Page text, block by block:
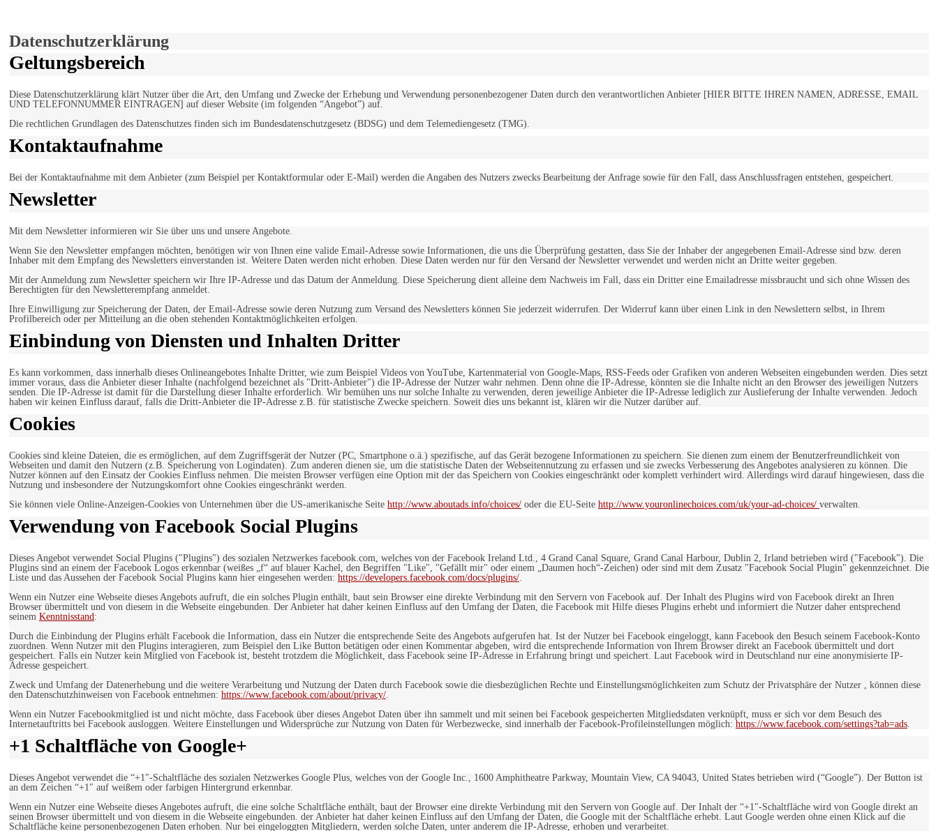
Datenschutzerklärung
Geltungsbereich
Diese Datenschutzerklärung klärt Nutzer über die Art, den Umfang und Zwecke der Erhebung und Verwendung personenbezogener Daten durch den verantwortlichen Anbieter [HIER BITTE IHREN NAMEN, ADRESSE, EMAIL
UND TELEFONNUMMER EINTRAGEN] auf dieser Website (im folgenden “Angebot”) auf.
Die rechtlichen Grundlagen des Datenschutzes finden sich im Bundesdatenschutzgesetz (BDSG) und dem Telemediengesetz (TMG).
Kontaktaufnahme
Bei der Kontaktaufnahme mit dem Anbieter (zum Beispiel per Kontaktformular oder E-Mail) werden die Angaben des Nutzers zwecks Bearbeitung der Anfrage sowie für den Fall, dass Anschlussfragen entstehen, gespeichert.
Newsletter
Mit dem Newsletter informieren wir Sie über uns und unsere Angebote.
Wenn Sie den Newsletter empfangen möchten, benötigen wir von Ihnen eine valide Email-Adresse sowie Informationen, die uns die Überprüfung gestatten, dass Sie der Inhaber der angegebenen Email-Adresse sind bzw. deren
Inhaber mit dem Empfang des Newsletters einverstanden ist. Weitere Daten werden nicht erhoben. Diese Daten werden nur für den Versand der Newsletter verwendet und werden nicht an Dritte weiter gegeben.
Mit der Anmeldung zum Newsletter speichern wir Ihre IP-Adresse und das Datum der Anmeldung. Diese Speicherung dient alleine dem Nachweis im Fall, dass ein Dritter eine Emailadresse missbraucht und sich ohne Wissen des
Berechtigten für den Newsletterempfang anmeldet.
Ihre Einwilligung zur Speicherung der Daten, der Email-Adresse sowie deren Nutzung zum Versand des Newsletters können Sie jederzeit widerrufen. Der Widerruf kann über einen Link in den Newslettern selbst, in Ihrem
Profilbereich oder per Mitteilung an die oben stehenden Kontaktmöglichkeiten erfolgen.
Einbindung von Diensten und Inhalten Dritter
Es kann vorkommen, dass innerhalb dieses Onlineangebotes Inhalte Dritter, wie zum Beispiel Videos von YouTube, Kartenmaterial von Google-Maps, RSS-Feeds oder Grafiken von anderen Webseiten eingebunden werden. Dies setzt
immer voraus, dass die Anbieter dieser Inhalte (nachfolgend bezeichnet als "Dritt-Anbieter") die IP-Adresse der Nutzer wahr nehmen. Denn ohne die IP-Adresse, könnten sie die Inhalte nicht an den Browser des jeweiligen Nutzers
senden. Die IP-Adresse ist damit für die Darstellung dieser Inhalte erforderlich. Wir bemühen uns nur solche Inhalte zu verwenden, deren jeweilige Anbieter die IP-Adresse lediglich zur Auslieferung der Inhalte verwenden. Jedoch
haben wir keinen Einfluss darauf, falls die Dritt-Anbieter die IP-Adresse z.B. für statistische Zwecke speichern. Soweit dies uns bekannt ist, klären wir die Nutzer darüber auf.
Cookies
Cookies sind kleine Dateien, die es ermöglichen, auf dem Zugriffsgerät der Nutzer (PC, Smartphone o.ä.) spezifische, auf das Gerät bezogene Informationen zu speichern. Sie dienen zum einem der Benutzerfreundlichkeit von
Webseiten und damit den Nutzern (z.B. Speicherung von Logindaten). Zum anderen dienen sie, um die statistische Daten der Webseitennutzung zu erfassen und sie zwecks Verbesserung des Angebotes analysieren zu können. Die
Nutzer können auf den Einsatz der Cookies Einfluss nehmen. Die meisten Browser verfügen eine Option mit der das Speichern von Cookies eingeschränkt oder komplett verhindert wird. Allerdings wird darauf hingewiesen, dass die
Nutzung und insbesondere der Nutzungskomfort ohne Cookies eingeschränkt werden.
Sie können viele Online-Anzeigen-Cookies von Unternehmen über die US-amerikanische Seite http://www.aboutads.info/choices/ oder die EU-Seite http://www.youronlinechoices.com/uk/your-ad-choices/ verwalten.
Verwendung von Facebook Social Plugins
Dieses Angebot verwendet Social Plugins ("Plugins") des sozialen Netzwerkes facebook.com, welches von der Facebook Ireland Ltd., 4 Grand Canal Square, Grand Canal Harbour, Dublin 2, Irland betrieben wird ("Facebook"). Die
Plugins sind an einem der Facebook Logos erkennbar (weißes „f“ auf blauer Kachel, den Begriffen "Like", "Gefällt mir" oder einem „Daumen hoch“-Zeichen) oder sind mit dem Zusatz "Facebook Social Plugin" gekennzeichnet. Die
Liste und das Aussehen der Facebook Social Plugins kann hier eingesehen werden: https://developers.facebook.com/docs/plugins/.
Wenn ein Nutzer eine Webseite dieses Angebots aufruft, die ein solches Plugin enthält, baut sein Browser eine direkte Verbindung mit den Servern von Facebook auf. Der Inhalt des Plugins wird von Facebook direkt an Ihren
Browser übermittelt und von diesem in die Webseite eingebunden. Der Anbieter hat daher keinen Einfluss auf den Umfang der Daten, die Facebook mit Hilfe dieses Plugins erhebt und informiert die Nutzer daher entsprechend
seinem Kenntnisstand:
Durch die Einbindung der Plugins erhält Facebook die Information, dass ein Nutzer die entsprechende Seite des Angebots aufgerufen hat. Ist der Nutzer bei Facebook eingeloggt, kann Facebook den Besuch seinem Facebook-Konto
zuordnen. Wenn Nutzer mit den Plugins interagieren, zum Beispiel den Like Button betätigen oder einen Kommentar abgeben, wird die entsprechende Information von Ihrem Browser direkt an Facebook übermittelt und dort
gespeichert. Falls ein Nutzer kein Mitglied von Facebook ist, besteht trotzdem die Möglichkeit, dass Facebook seine IP-Adresse in Erfahrung bringt und speichert. Laut Facebook wird in Deutschland nur eine anonymisierte IP-
Adresse gespeichert.
Zweck und Umfang der Datenerhebung und die weitere Verarbeitung und Nutzung der Daten durch Facebook sowie die diesbezüglichen Rechte und Einstellungsmöglichkeiten zum Schutz der Privatsphäre der Nutzer , können diese
den Datenschutzhinweisen von Facebook entnehmen: https://www.facebook.com/about/privacy/.
Wenn ein Nutzer Facebookmitglied ist und nicht möchte, dass Facebook über dieses Angebot Daten über ihn sammelt und mit seinen bei Facebook gespeicherten Mitgliedsdaten verknüpft, muss er sich vor dem Besuch des
Internetauftritts bei Facebook ausloggen. Weitere Einstellungen und Widersprüche zur Nutzung von Daten für Werbezwecke, sind innerhalb der Facebook-Profileinstellungen möglich: https://www.facebook.com/settings?tab=ads.
+1 Schaltfläche von Google+
Dieses Angebot verwendet die “+1″-Schaltfläche des sozialen Netzwerkes Google Plus, welches von der Google Inc., 1600 Amphitheatre Parkway, Mountain View, CA 94043, United States betrieben wird (“Google”). Der Button ist
an dem Zeichen “+1″ auf weißem oder farbigen Hintergrund erkennbar.
Wenn ein Nutzer eine Webseite dieses Angebotes aufruft, die eine solche Schaltfläche enthält, baut der Browser eine direkte Verbindung mit den Servern von Google auf. Der Inhalt der “+1″-Schaltfläche wird von Google direkt an
seinen Browser übermittelt und von diesem in die Webseite eingebunden. der Anbieter hat daher keinen Einfluss auf den Umfang der Daten, die Google mit der Schaltfläche erhebt. Laut Google werden ohne einen Klick auf die
Schaltfläche keine personenbezogenen Daten erhoben. Nur bei eingeloggten Mitgliedern, werden solche Daten, unter anderem die IP-Adresse, erhoben und verarbeitet.